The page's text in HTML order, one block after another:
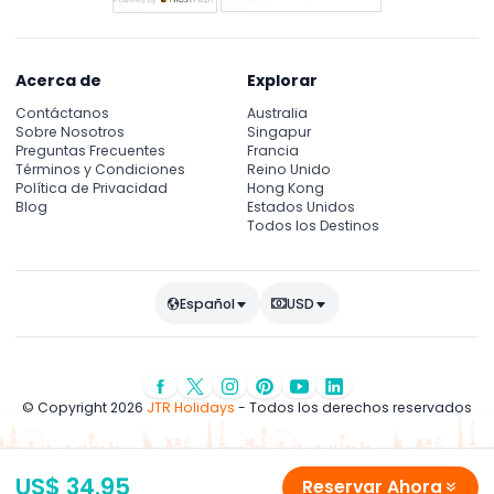
US$ 34.95 Reservar Ahora
Acerca de
Contáctanos
Sobre Nosotros
Preguntas Frecuentes
Términos y Condiciones
Política de Privacidad
Blog
Explorar
Australia
Singapur
Francia
Reino Unido
Hong Kong
Estados Unidos
Todos los Destinos
Español USD
© Copyright 2026 JTR Holidays - Todos los derechos reservados